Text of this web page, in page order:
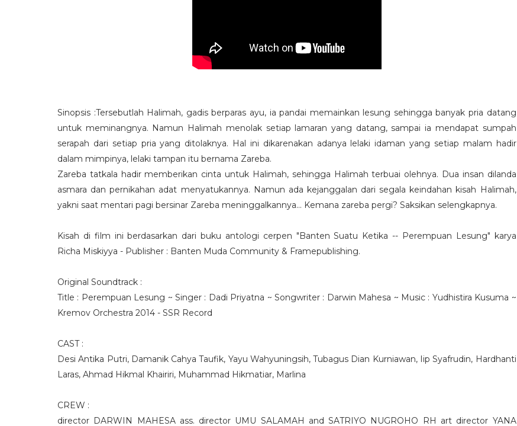
Sinopsis :Tersebutlah Halimah, gadis berparas ayu, ia pandai memainkan lesung sehingga banyak pria datang
untuk meminangnya. Namun Halimah menolak setiap lamaran yang datang, sampai ia mendapat sumpah
serapah dari setiap pria yang ditolaknya. Hal ini dikarenakan adanya lelaki idaman yang setiap malam hadir
dalam mimpinya, lelaki tampan itu bernama Zareba.
Zareba tatkala hadir memberikan cinta untuk Halimah, sehingga Halimah terbuai olehnya. Dua insan dilanda
asmara dan pernikahan adat menyatukannya. Namun ada kejanggalan dari segala keindahan kisah Halimah,
yakni saat mentari pagi bersinar Zareba meninggalkannya... Kemana zareba pergi? Saksikan selengkapnya.
Kisah di film ini berdasarkan dari buku antologi cerpen "Banten Suatu Ketika -- Perempuan Lesung" karya
Richa Miskiyya - Publisher : Banten Muda Community & Framepublishing.
Original Soundtrack :
Title : Perempuan Lesung ~ Singer : Dadi Priyatna ~ Songwriter : Darwin Mahesa ~ Music : Yudhistira Kusuma ~
Kremov Orchestra 2014 - SSR Record
CAST :
Desi Antika Putri, Damanik Cahya Taufik, Yayu Wahyuningsih, Tubagus Dian Kurniawan, Iip Syafrudin, Hardhanti
Laras, Ahmad Hikmal Khairiri, Muhammad Hikmatiar, Marlina
CREW :
director DARWIN MAHESA ass. director UMU SALAMAH and SATRIYO NUGROHO RH art director YANA